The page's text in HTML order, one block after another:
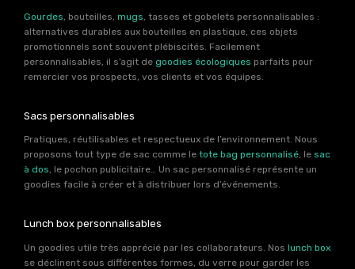
Gourdes, bouteilles, mugs, tasses et gobelets personnalisables :
alternatives durables aux bouteilles en plastique, ces objets
promotionnels sont souvent plébiscités. Facilement
personnalisables, il s’agit de goodies écologiques parfaits pour
remercier vos prospects, vos clients et vos équipes.
Sacs personnalisables
Pratiques, réutilisables et respectueux de l’environnement. Nous
proposons tout type de sac comme le tote bag personnalisé, le sac
à dos, le pochon publicitaire… Un sac personnalisé représente un
goodies facile à créer et à distribuer lors d’événements.
Lunch box personnalisables
Un goodies utile très apprécié par les collaborateurs. Nos lunch box
se déclinent sous différentes formes, du verre pour garder les